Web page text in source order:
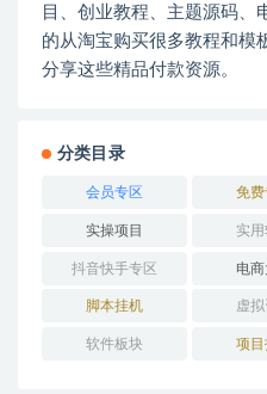
目、创业教程、主题源码、
的从淘宝购买很多教程和模
分享这些精品付款资源。
分类目录
会员专区 免费
实操项目 实
抖音快手专区 电
脚本挂机 虚
软件板块 项